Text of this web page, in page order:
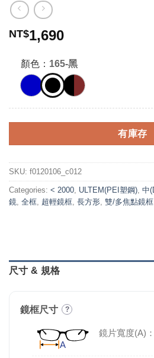
NT$1,690
顏色： 165-黑
有庫存
SKU: f0120106_c012
Categories: < 2000, ULTEM(PEI塑鋼), 中
鏡, 全框, 超輕鏡框, 長方形, 雙/多焦點鏡框
尺寸 & 規格
鏡框尺寸 ?
鏡片寬度(A)